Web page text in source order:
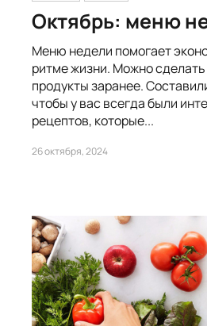
Октябрь: меню
Меню недели помогает
ритме жизни. Можно сделать
продукты заранее.
чтобы у вас всегда были
рецептов, которые...
26 октября, 2024